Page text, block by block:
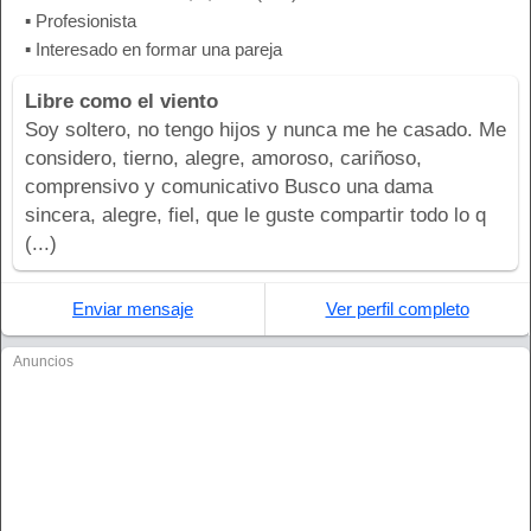
▪ Profesionista
▪ Interesado en formar una pareja
Libre como el viento
Soy soltero, no tengo hijos y nunca me he casado. Me
considero, tierno, alegre, amoroso, cariñoso,
comprensivo y comunicativo Busco una dama
sincera, alegre, fiel, que le guste compartir todo lo q
(...)
Enviar mensaje Ver perfil completo
Anuncios